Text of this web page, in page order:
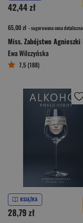
42,44 zł
65,00 zł - sugerowana cena detaliczna
Ewa Wilczyńska
7,5 (188)
KSIĄŻKA
28,79 zł